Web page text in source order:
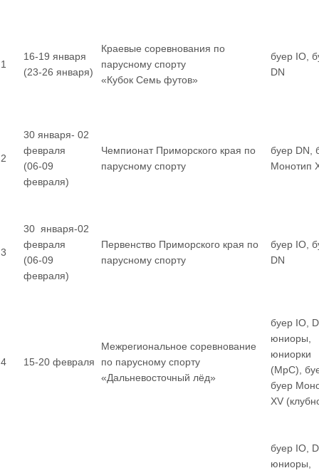
1
16-19 января
(23-26 января)
Краевые соревнования по
парусному спорту
«Кубок Семь футов»
буер IO,
DN
2
30 января- 02
февраля
(06-09
февраля)
Чемпионат Приморского края по
парусному спорту
буер DN,
Монотип
3
30 января-02
февраля
(06-09
февраля)
Первенство Приморского края по
парусному спорту
буер IO,
DN
4 15-20 февраля
Межрегиональное соревнование
по парусному спорту
«Дальневосточный лёд»
буер IO,
юниоры,
юниорки
(МрС),
буер
XV
буер IO,
юниоры,